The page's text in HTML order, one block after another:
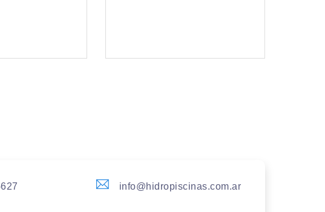
info@hidropiscinas.com.ar